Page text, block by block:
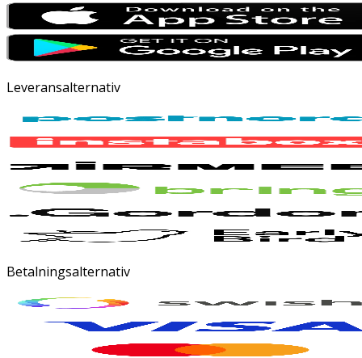
Leveransalternativ
Betalningsalternativ